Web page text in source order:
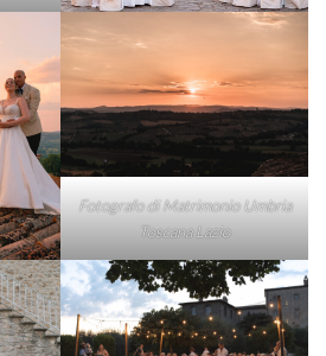
Fotografo di Matrimonio Umbria
Toscana Lazio